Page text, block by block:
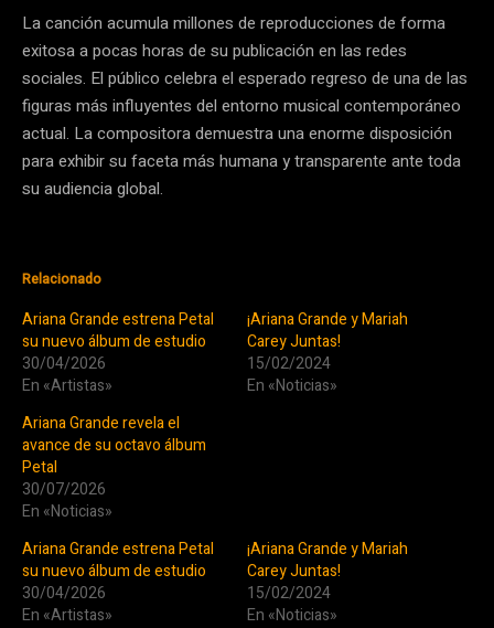
La canción acumula millones de reproducciones de forma
exitosa a pocas horas de su publicación en las redes
sociales. El público celebra el esperado regreso de una de las
figuras más influyentes del entorno musical contemporáneo
actual. La compositora demuestra una enorme disposición
para exhibir su faceta más humana y transparente ante toda
su audiencia global.
Relacionado
Ariana Grande estrena Petal
su nuevo álbum de estudio
30/04/2026
En «Artistas»
¡Ariana Grande y Mariah
Carey Juntas!
15/02/2024
En «Noticias»
Ariana Grande revela el
avance de su octavo álbum
Petal
30/07/2026
En «Noticias»
Ariana Grande estrena Petal
su nuevo álbum de estudio
30/04/2026
En «Artistas»
¡Ariana Grande y Mariah
Carey Juntas!
15/02/2024
En «Noticias»